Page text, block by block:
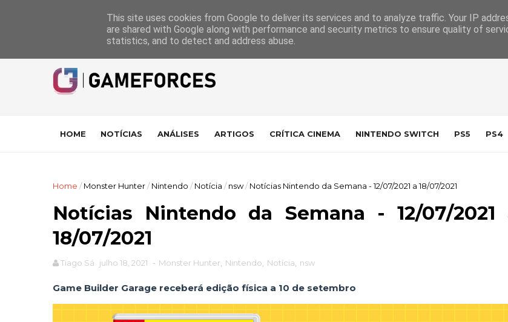
A equipa Pontuações das Análises Suporte da Indústria Contacto
HOME NOTÍCIAS ANÁLISES ARTIGOS CRÍTICA CINEMA NINTENDO SWITCH PS5 PS4
Home / Monster Hunter/ Nintendo / Notícia / nsw/ Notícias Nintendo da Semana - 12/07/2021 a 18/07/2021
Notícias Nintendo da Semana - 12/07/2021
18/07/2021
Tiago Sá julho 18, 2021 - Monster Hunter Nintendo Notícia nsw
Game Builder Garage receberá edição física a 10 de setembro
This site uses cookies from Google to deliver its services and to analyze traffic. Your IP
are shared with Google along with performance and security metrics to ensure quality of
statistics, and to detect and address abuse.